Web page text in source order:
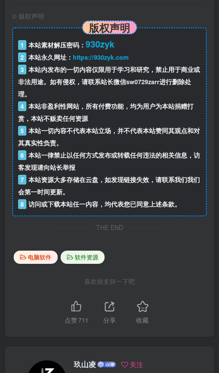
© 版权声明
版权声明
1 本站素材解压密码： 930zyk
2 本站永久网址： https://930zyk.com
3 本站内发布的一切内容仅限用于学习和研究，禁止用于商业或
非法用途。如有侵权，请联系站长微信sw0729zarr进行删除处
理。
4 本站非盈利性网站，所有付费功能，均为用户为本站捐赠打
赏，本站不贩卖任何资源
5 本站一切内容不代表本站立场，并不代表本站赞同其观点和对
其真实性负责。
6 本站一律禁止以任何方式发布或转载任何违法的相关信息，访
客发现请向站长举报
7 本站资源大多存储在云盘，如发现链接失效，请联系我们我们
会第一时间更新。
8 访问或下载本站任一内容，均代表您已同意上述条款。
THE END
电脑软件 软件资源
喜欢就支持一下吧
点赞711 分享 收藏
玖山凌 关注